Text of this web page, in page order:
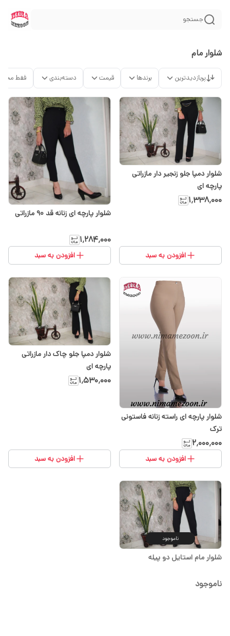
جستجو
شلوار مام
پربازدیدترین برندها قیمت دسته‌بندی فقط
شلوار دمپا جلو زنجیر دار مازراتی
پارچه ای
۱٬۳۳۸٬۰۰۰
افزودن به سبد
شلوار پارچه ای زنانه قد ۹۰ مازراتی
۱٬۲۸۴٬۰۰۰
افزودن به سبد
شلوار پارچه ای راسته زنانه فاستونی
ترک
۲٬۰۰۰٬۰۰۰
افزودن به سبد
شلوار دمپا جلو چاک دار مازراتی
پارچه ای
۱٬۵۳۰٬۰۰۰
افزودن به سبد
ناموجود
شلوار مام استایل دو پیله
ناموجود